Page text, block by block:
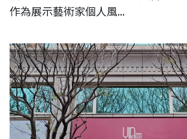
作為展示藝術家個人風...
【展覽申請】《與風景對話》-台灣日本藝術家交
廊）